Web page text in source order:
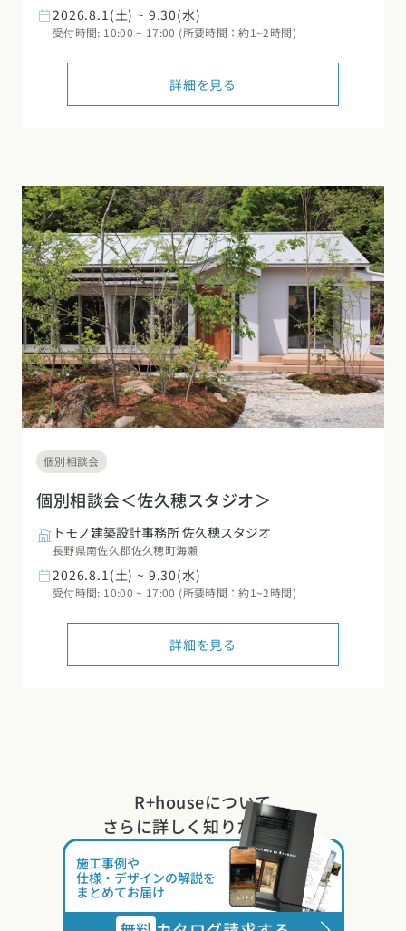
2026.8.1(土) ~ 9.30(水)
受付時間: 10:00 ~ 17:00 (所要時間：約1~2時間)
詳細を見る
個別相談会
個別相談会＜佐久穂スタジオ＞
トモノ建築設計事務所 佐久穂スタジオ
長野県南佐久郡佐久穂町海瀬
2026.8.1(土) ~ 9.30(水)
受付時間: 10:00 ~ 17:00 (所要時間：約1~2時間)
詳細を見る
R+houseについて
さらに詳しく知りたい方は
施工事例や
仕様・デザインの解説を
まとめてお届け